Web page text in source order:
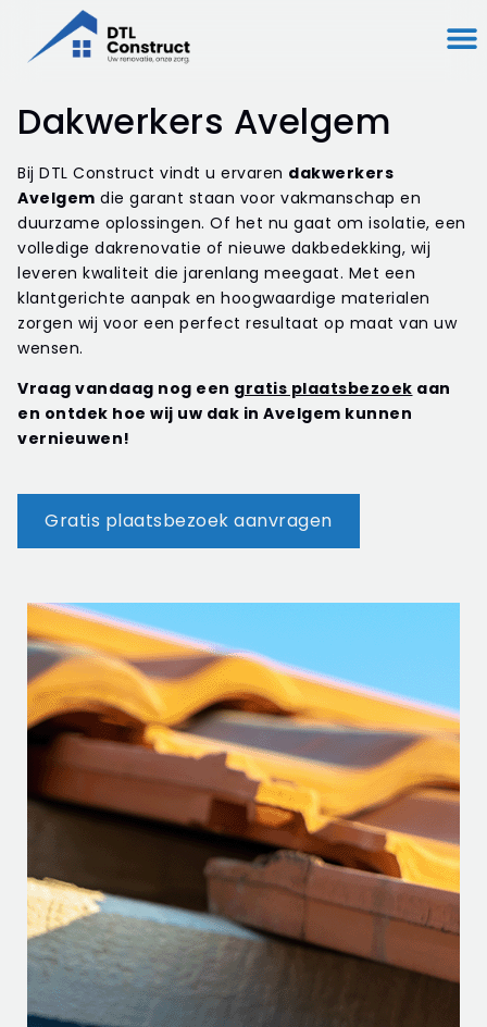
Dakwerkers Avelgem
Bij DTL Construct vindt u ervaren dakwerkers
Avelgem die garant staan voor vakmanschap en
duurzame oplossingen. Of het nu gaat om isolatie, een
volledige dakrenovatie of nieuwe dakbedekking, wij
leveren kwaliteit die jarenlang meegaat. Met een
klantgerichte aanpak en hoogwaardige materialen
zorgen wij voor een perfect resultaat op maat van uw
wensen.
Vraag vandaag nog een gratis plaatsbezoek aan
en ontdek hoe wij uw dak in Avelgem kunnen
vernieuwen!
Gratis plaatsbezoek aanvragen